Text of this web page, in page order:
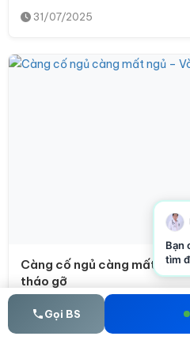
31/07/2025
Càng cố ngủ càng mất ngủ
tháo gỡ
Bạn
tìm
Gọi BS